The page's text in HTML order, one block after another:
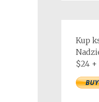
Kup
$24